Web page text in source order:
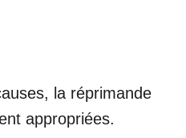
la réprimande
appropriées.